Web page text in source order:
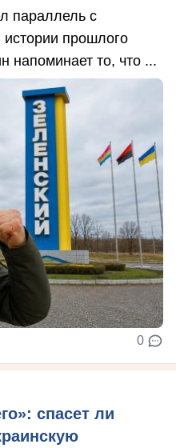
параллель с
истории прошлого
напоминает то, что ...
0
спасет ли